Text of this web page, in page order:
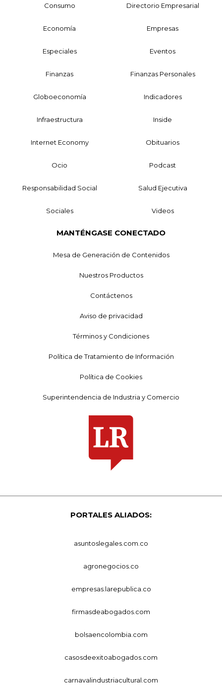
Consumo Directorio Empresarial
Economía Empresas
Especiales Eventos
Finanzas Finanzas Personales
Globoeconomía Indicadores
Infraestructura Inside
Internet Economy Obituarios
Ocio Podcast
Responsabilidad Social Salud Ejecutiva
Sociales Videos
MANTÉNGASE CONECTADO
Mesa de Generación de Contenidos
Nuestros Productos
Contáctenos
Aviso de privacidad
Términos y Condiciones
Política de Tratamiento de Información
Política de Cookies
Superintendencia de Industria y Comercio
PORTALES ALIADOS:
asuntoslegales.com.co
agronegocios.co
empresas.larepublica.co
firmasdeabogados.com
bolsaencolombia.com
casosdeexitoabogados.com
carnavalindustriacultural.com